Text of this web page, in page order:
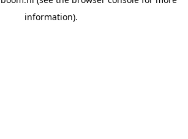
information).